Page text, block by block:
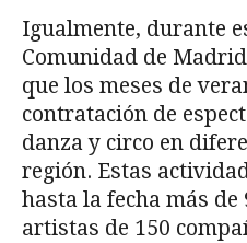
Igualmente, durante
Comunidad de
que los meses de
contratación de
danza y circo en
región. Estas
hasta la fecha más
artistas de 150